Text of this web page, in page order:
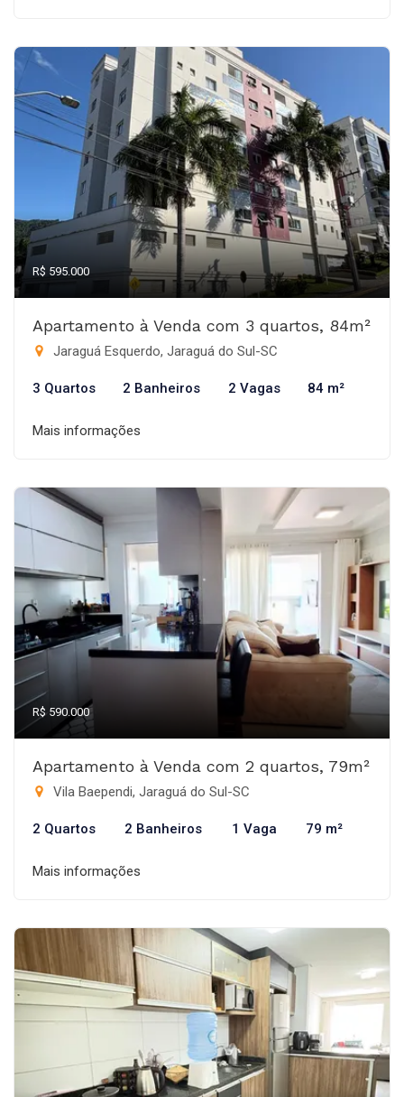
R$ 595.000
Apartamento à Venda com 3 quartos, 84m²
Jaraguá Esquerdo, Jaraguá do Sul-SC
3 Quartos 2 Banheiros 2 Vagas 84 m²
Mais informações
R$ 590.000
Apartamento à Venda com 2 quartos, 79m²
Vila Baependi, Jaraguá do Sul-SC
2 Quartos 2 Banheiros 1 Vaga 79 m²
Mais informações